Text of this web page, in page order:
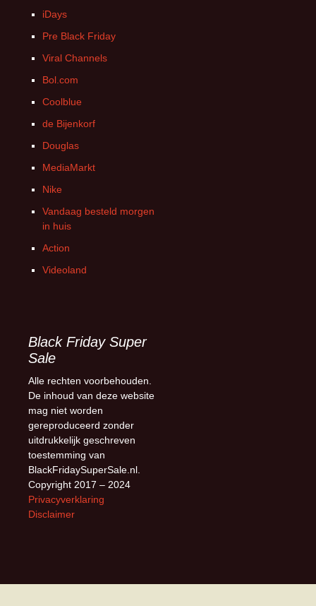
iDays
Pre Black Friday
Viral Channels
Bol.com
Coolblue
de Bijenkorf
Douglas
MediaMarkt
Nike
Vandaag besteld morgen
in huis
Action
Videoland
Black Friday Super
Sale
Alle rechten voorbehouden.
De inhoud van deze website
mag niet worden
gereproduceerd zonder
uitdrukkelijk geschreven
toestemming van
BlackFridaySuperSale.nl.
Copyright 2017 – 2024
Privacyverklaring
Disclaimer